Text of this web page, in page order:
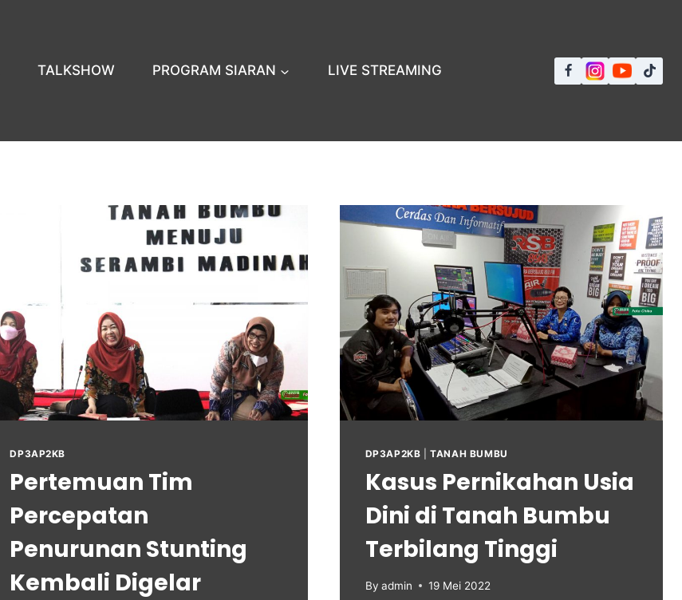
TALKSHOW PROGRAM SIARAN LIVE STREAMING
DP3AP2KB
Pertemuan Tim
Percepatan
Penurunan Stunting
Kembali Digelar
DP3AP2KB |TANAH BUMBU
Kasus Pernikahan Usia
Dini di Tanah Bumbu
Terbilang Tinggi
By admin 19 Mei 2022